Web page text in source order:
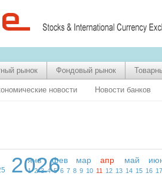
рынок Фондовый рынок
новости Новости банков
2026
янв фев мар апр май
1 2 3 4 5 6 7 8 9 10 11 12 13 14 15 16 17